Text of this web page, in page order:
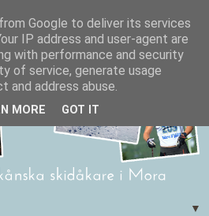
▼
Google to deliver its services
IP address and user-agent are
with performance and security
of service, generate usage
address abuse.
MORE GOT IT